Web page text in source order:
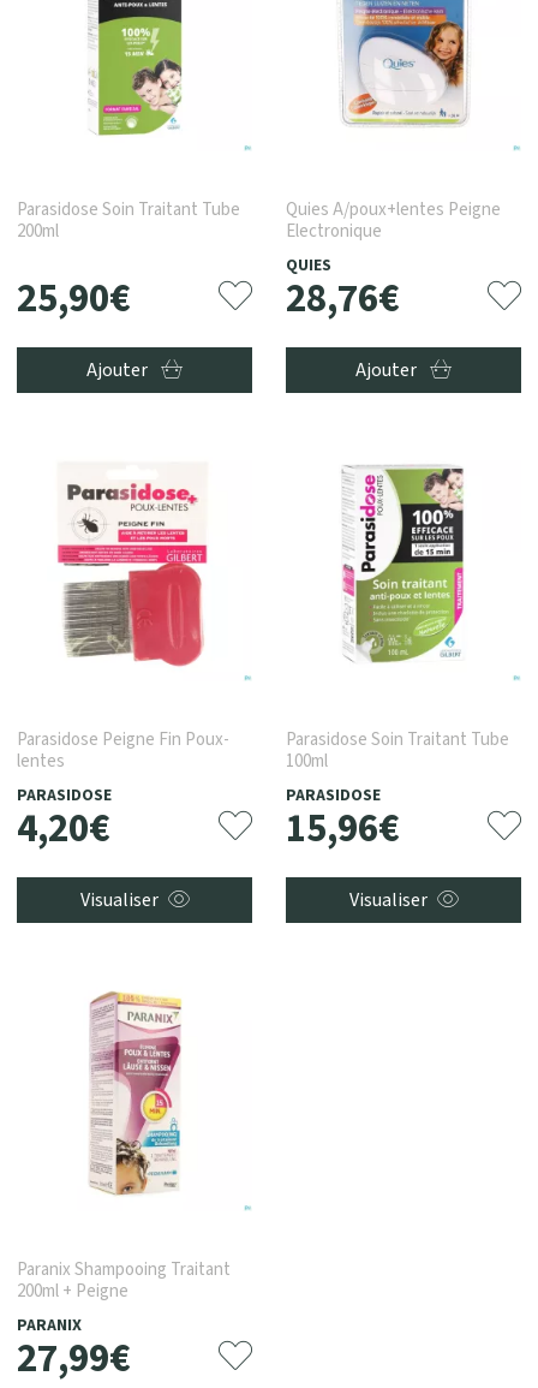
Parasidose Soin Traitant Tube
200ml
25,90€
Ajouter
Quies A/poux+lentes Peigne
Electronique
QUIES
28,76€
Ajouter
Parasidose Peigne Fin Poux-
lentes
PARASIDOSE
4,20€
Visualiser
Parasidose Soin Traitant Tube
100ml
PARASIDOSE
15,96€
Visualiser
Paranix Shampooing Traitant
200ml + Peigne
PARANIX
27,99€